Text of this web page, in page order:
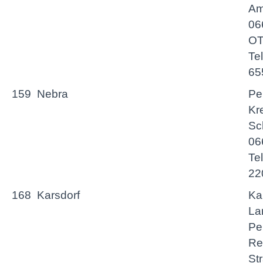
159 Nebra
168 Karsdorf